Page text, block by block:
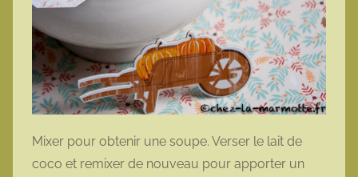
Mixer pour obtenir une soupe. Verser le lait de
coco et remixer de nouveau pour apporter un